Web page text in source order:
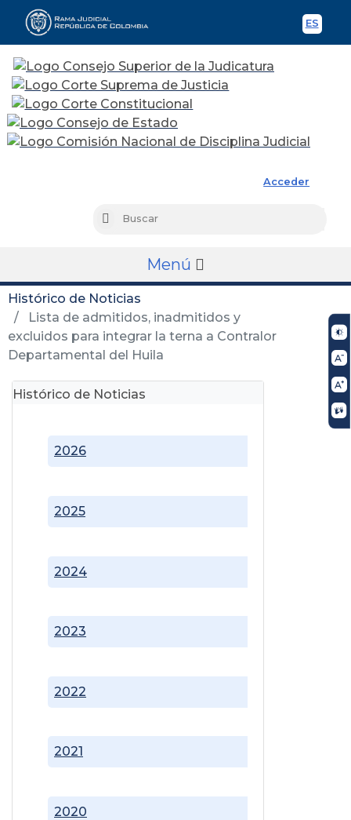
ES
Acceder
Buscar
Menú
Histórico de Noticias
Lista de admitidos, inadmitidos y
excluidos para integrar la terna a Contralor
Departamental del Huila
Histórico de Noticias
2020
2021
2022
2023
2024
2025
2026